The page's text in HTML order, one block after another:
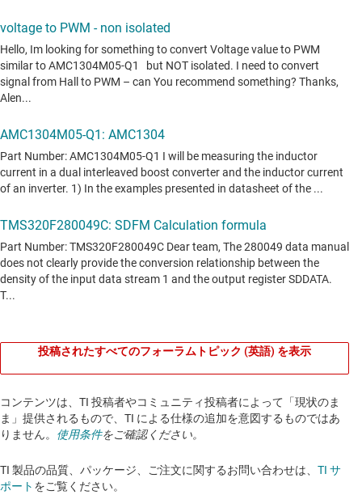
投稿されたすべてのフォーラムトピック (英語) を表示
コンテンツは、TI 投稿者やコミュニティ投稿者によって「現状のま
ま」提供されるもので、TI による仕様の追加を意図するものではあ
りません。 使用条件をご確認ください。
TI 製品の品質、パッケージ、ご注文に関するお問い合わせは、 TI サ
ポート をご覧ください。​​​​​​​​​​​​​​